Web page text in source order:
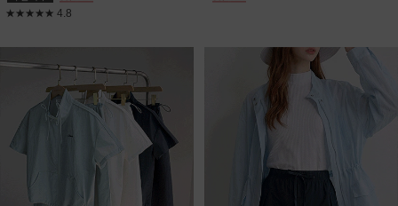
★★★★★ 4.8